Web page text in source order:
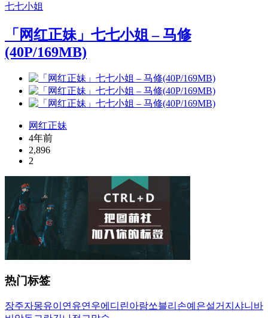
七七小姐
「网红正妹」七七小姐 – 马修
(40P/169MB)
网红正妹
4年前
2,896
2
热门标签
장주자몽유이 연유연우에디린아람쏘블리 손예은설거지 샤니 바